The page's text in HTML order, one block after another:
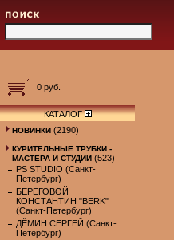
0 руб.
КАТАЛОГ
НОВИНКИ (2190)
КУРИТЕЛЬНЫЕ ТРУБКИ -
МАСТЕРА И СТУДИИ (523)
PS STUDIO (Санкт-
Петербург)
БЕРЕГОВОЙ
КОНСТАНТИН "BERK"
(Санкт-Петербург)
ДЁМИН СЕРГЕЙ (Санкт-
Петербург)